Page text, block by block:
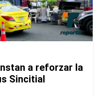
a reforzar la
Sincitial